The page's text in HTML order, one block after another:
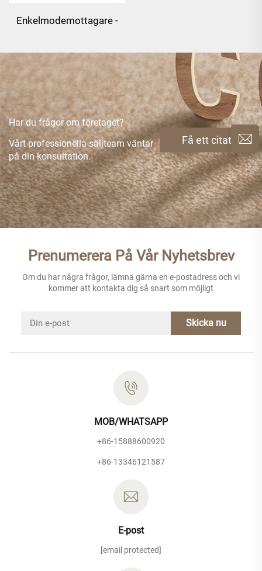
Enkelmodemottagare -
Har du frågor om företaget?
Vårt professionella säljteam väntar
på din konsultation.
Få ett citat
Prenumerera På Vår Nyhetsbrev
Om du har några frågor, lämna gärna en e-postadress och vi
kommer att kontakta dig så snart som möjligt
Skicka nu
MOB/WHATSAPP
+86-15888600920
+86-13346121587
E-post
[email protected]